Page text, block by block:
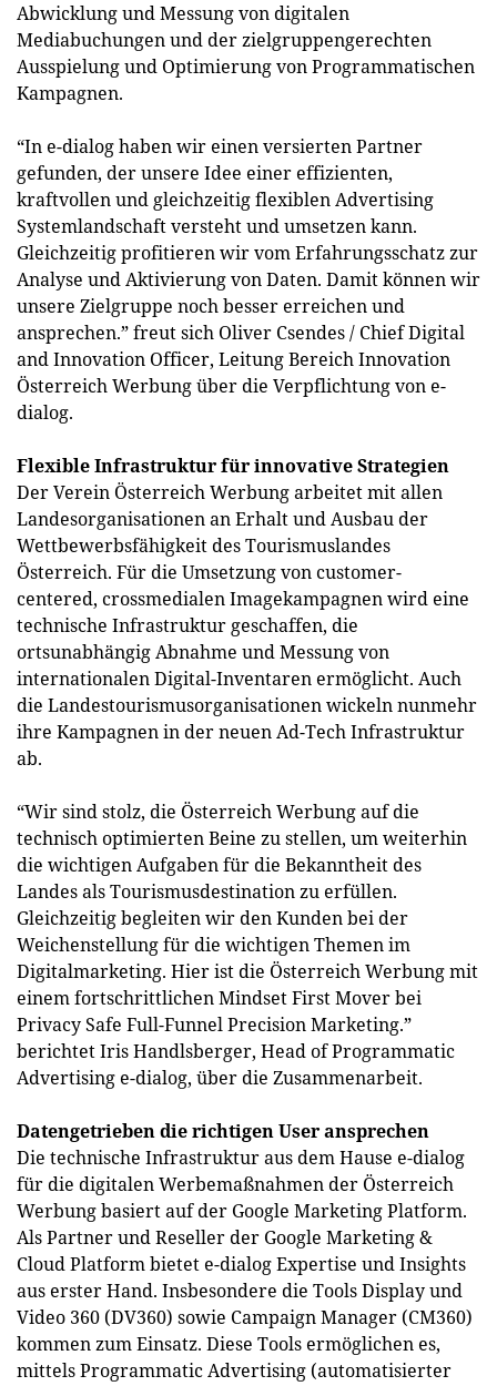
Abwicklung und Messung von digitalen
Mediabuchungen und der zielgruppengerechten
Ausspielung und Optimierung von Programmatischen
Kampagnen.
“In e-dialog haben wir einen versierten Partner
gefunden, der unsere Idee einer effizienten,
kraftvollen und gleichzeitig flexiblen Advertising
Systemlandschaft versteht und umsetzen kann.
Gleichzeitig profitieren wir vom Erfahrungsschatz zur
Analyse und Aktivierung von Daten. Damit können wir
unsere Zielgruppe noch besser erreichen und
ansprechen.” freut sich Oliver Csendes / Chief Digital
and Innovation Officer, Leitung Bereich Innovation
Österreich Werbung über die Verpflichtung von e-
dialog.
Flexible Infrastruktur für innovative Strategien
Der Verein Österreich Werbung arbeitet mit allen
Landesorganisationen an Erhalt und Ausbau der
Wettbewerbsfähigkeit des Tourismuslandes
Österreich. Für die Umsetzung von customer-
centered, crossmedialen Imagekampagnen wird eine
technische Infrastruktur geschaffen, die
ortsunabhängig Abnahme und Messung von
internationalen Digital-Inventaren ermöglicht. Auch
die Landestourismusorganisationen wickeln nunmehr
ihre Kampagnen in der neuen Ad-Tech Infrastruktur
ab.
“Wir sind stolz, die Österreich Werbung auf die
technisch optimierten Beine zu stellen, um weiterhin
die wichtigen Aufgaben für die Bekanntheit des
Landes als Tourismusdestination zu erfüllen.
Gleichzeitig begleiten wir den Kunden bei der
Weichenstellung für die wichtigen Themen im
Digitalmarketing. Hier ist die Österreich Werbung mit
einem fortschrittlichen Mindset First Mover bei
Privacy Safe Full-Funnel Precision Marketing.”
berichtet Iris Handlsberger, Head of Programmatic
Advertising e-dialog, über die Zusammenarbeit.
Datengetrieben die richtigen User ansprechen
Die technische Infrastruktur aus dem Hause e-dialog
für die digitalen Werbemaßnahmen der Österreich
Werbung basiert auf der Google Marketing Platform.
Als Partner und Reseller der Google Marketing &
Cloud Platform bietet e-dialog Expertise und Insights
aus erster Hand. Insbesondere die Tools Display und
Video 360 (DV360) sowie Campaign Manager (CM360)
kommen zum Einsatz. Diese Tools ermöglichen es,
mittels Programmatic Advertising (automatisierter